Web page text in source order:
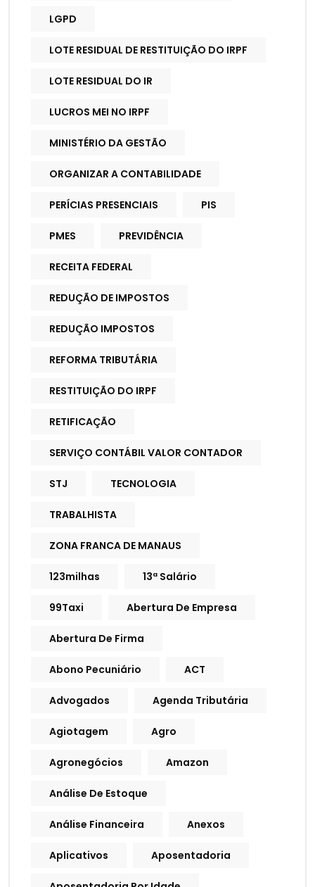
LGPD
LOTE RESIDUAL DE RESTITUIÇÃO DO IRPF
LOTE RESIDUAL DO IR
LUCROS MEI NO IRPF
MINISTÉRIO DA GESTÃO
ORGANIZAR A CONTABILIDADE
PERÍCIAS PRESENCIAIS PIS
PMES PREVIDÊNCIA
RECEITA FEDERAL
REDUÇÃO DE IMPOSTOS
REDUÇÃO IMPOSTOS
REFORMA TRIBUTÁRIA
RESTITUIÇÃO DO IRPF
RETIFICAÇÃO
SERVIÇO CONTÁBIL VALOR CONTADOR
STJ TECNOLOGIA
TRABALHISTA
ZONA FRANCA DE MANAUS
123milhas 13ª Salário
99Taxi Abertura De Empresa
Abertura De Firma
Abono Pecuniário ACT
Advogados Agenda Tributária
Agiotagem Agro
Agronegócios Amazon
Análise De Estoque
Análise Financeira Anexos
Aplicativos Aposentadoria